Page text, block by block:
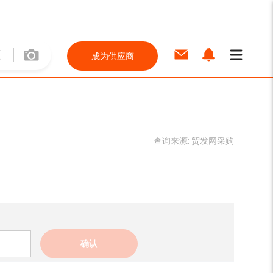
成为供应商
查询来源: 贸发网采购
确认